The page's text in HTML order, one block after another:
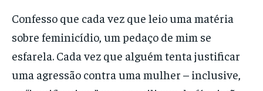
Confesso que cada vez que leio uma matéria
sobre feminicídio, um pedaço de mim se
esfarela. Cada vez que alguém tenta justificar
uma agressão contra uma mulher – inclusive,